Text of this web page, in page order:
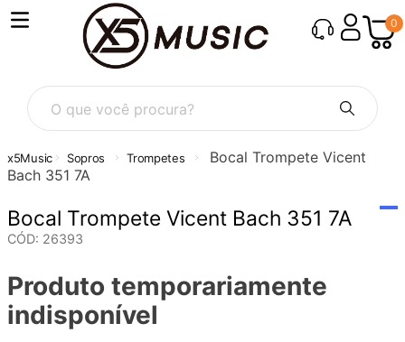
0
O que você procura?
Sopros Trompetes
Bocal Trompete Vicent
Bach 351 7A
Bocal Trompete Vicent Bach 351 7A
CÓD: 26393
Produto temporariamente
indisponível